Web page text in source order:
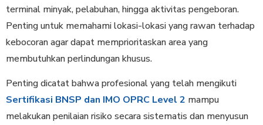
terminal minyak, pelabuhan, hingga aktivitas pengeboran.
Penting untuk memahami lokasi-lokasi yang rawan terhadap
kebocoran agar dapat memprioritaskan area yang
membutuhkan perlindungan khusus.
Penting dicatat bahwa profesional yang telah mengikuti
Sertifikasi BNSP dan IMO OPRC Level 2 mampu
melakukan penilaian risiko secara sistematis dan menyusun